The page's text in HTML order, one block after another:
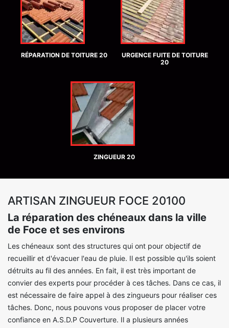
RÉPARATION DE TOITURE 20
URGENCE FUITE DE TOITURE
20
ZINGUEUR 20
ARTISAN ZINGUEUR FOCE 20100
La réparation des chéneaux dans la ville
de Foce et ses environs
Les chéneaux sont des structures qui ont pour objectif de
recueillir et d'évacuer l'eau de pluie. Il est possible qu'ils soient
détruits au fil des années. En fait, il est très important de
convier des experts pour procéder à ces tâches. Dans ce cas, il
est nécessaire de faire appel à des zingueurs pour réaliser ces
tâches. Donc, nous pouvons vous proposer de placer votre
confiance en A.S.D.P Couverture. Il a plusieurs années